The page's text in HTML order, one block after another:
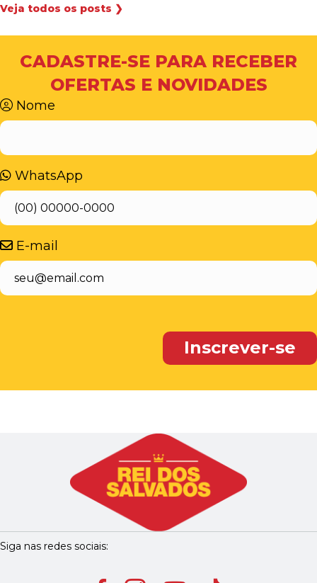
Veja todos os posts ❯
CADASTRE-SE PARA RECEBER
OFERTAS E NOVIDADES
Nome
WhatsApp
E-mail
Siga nas redes sociais: